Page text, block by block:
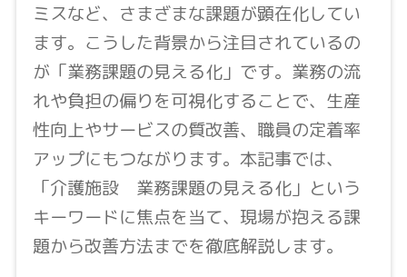
ミスなど、さまざまな課題が顕在化してい
ます。こうした背景から注目されているの
が「業務課題の見える化」です。業務の流
れや負担の偏りを可視化することで、生産
性向上やサービスの質改善、職員の定着率
アップにもつながります。本記事では、
「介護施設 業務課題の見える化」という
キーワードに焦点を当て、現場が抱える課
題から改善方法までを徹底解説します。